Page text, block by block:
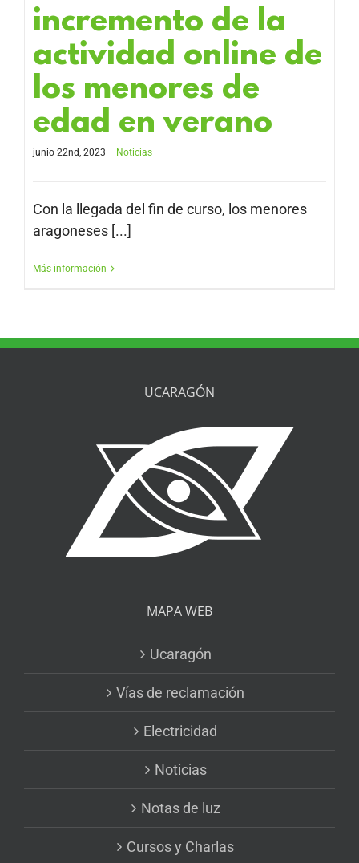
incremento de la
actividad online de
los menores de
edad en verano
junio 22nd, 2023 Noticias
Con la llegada del fin de curso, los menores
aragoneses [...]
Más información
UCARAGÓN
MAPA WEB
Ucaragón
Vías de reclamación
Electricidad
Noticias
Notas de luz
Cursos y Charlas